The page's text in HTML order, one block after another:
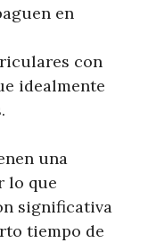
en
con
idealmente
una
lo que
significativa
tiempo de